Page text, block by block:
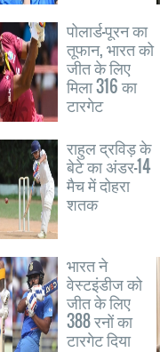
पोलार्ड-पूरन का
तूफान, भारत को
जीत के लिए
मिला 316 का
टारगेट
राहुल द्रविड़ के
बेटे का अंडर-14
मैच में दोहरा
शतक
भारत ने
वेस्टइंडीज को
जीत के लिए
388 रनों का
टारगेट दिया